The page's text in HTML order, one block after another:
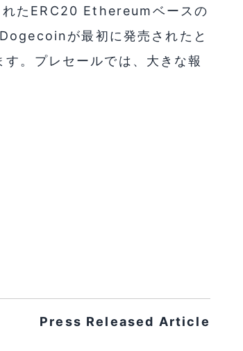
たERC20 Ethereumベースの
が最初に発売されたと
。プレセールでは、大きな報
Press Released Article